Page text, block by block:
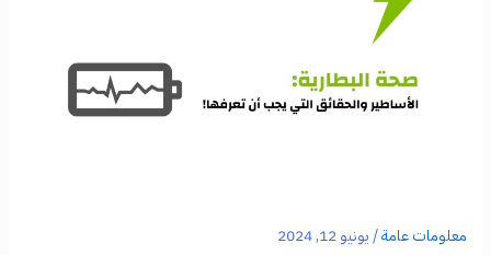
معلومات عامة/يونيو 12, 2024